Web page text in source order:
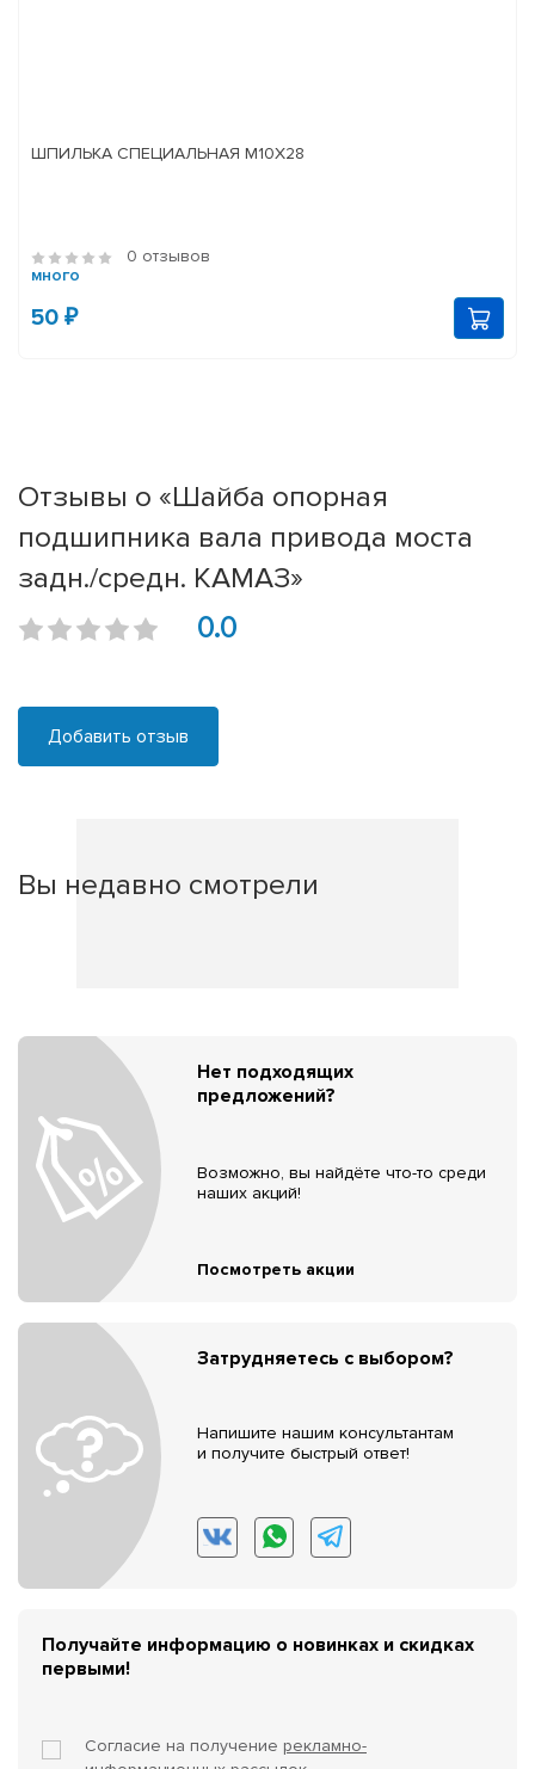
ШПИЛЬКА СПЕЦИАЛЬНАЯ М10Х28
0 отзывов
много
50 ₽
Отзывы о «Шайба опорная
подшипника вала привода моста
задн./средн. КАМАЗ»
0.0
Добавить отзыв
Вы недавно смотрели
Нет подходящих
предложений?
Возможно, вы найдёте что-то среди
наших акций!
Посмотреть акции
Затрудняетесь с выбором?
Напишите нашим консультантам
и получите быстрый ответ!
Получайте информацию о новинках и скидках
первыми!
Согласие на получение рекламно-